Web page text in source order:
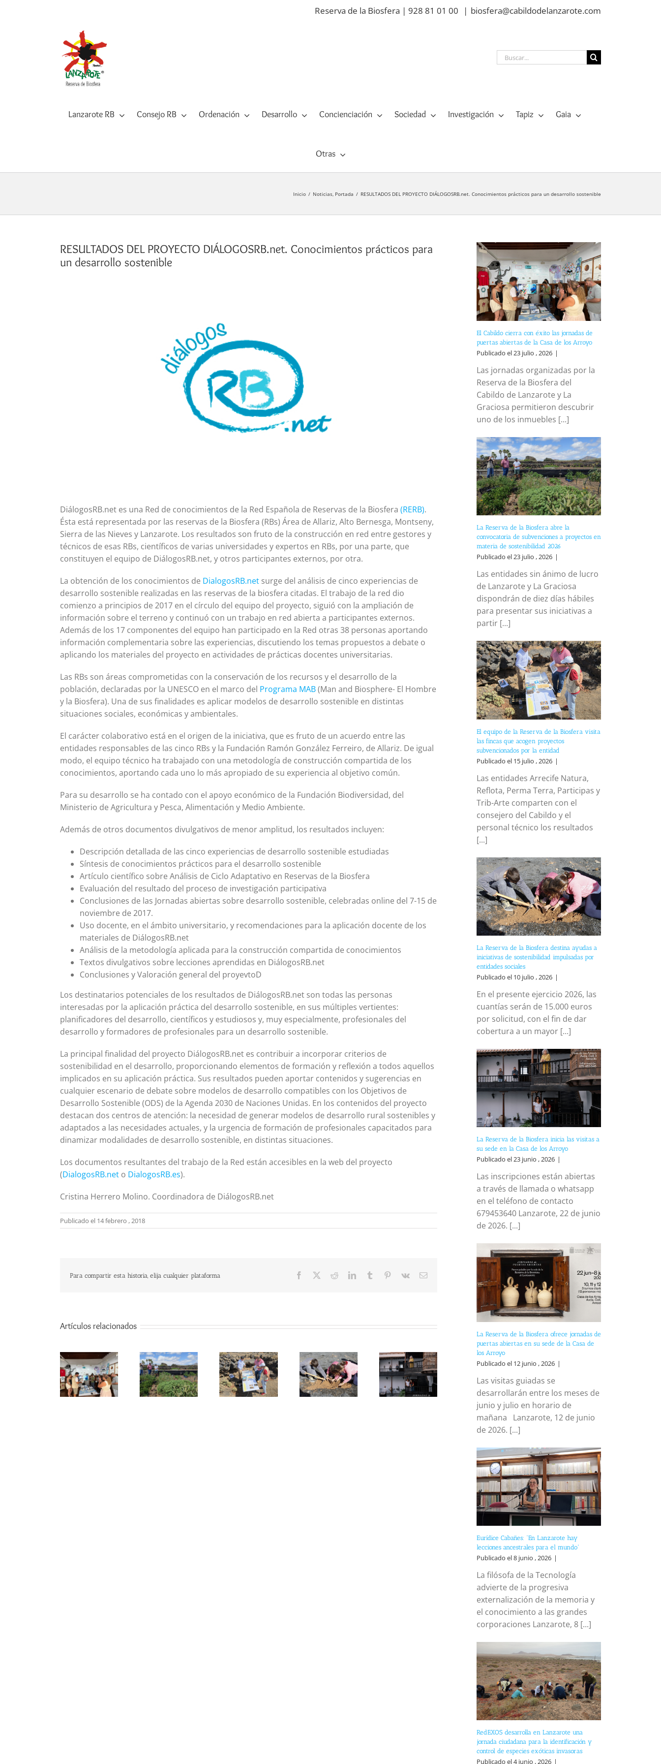
Reserva de la Biosfera | 928 81 01 00 | biosfera@cabildodelanzarote.com
Buscar:
Lanzarote RB Consejo RB Ordenación Desarrollo Concienciación Sociedad Investigación Tapiz Gaia
Otras
Inicio Noticias Portada RESULTADOS DEL PROYECTO DIÁLOGOSRB.net. Conocimientos prácticos para un desarrollo sostenible
RESULTADOS DEL PROYECTO DIÁLOGOSRB.net. Conocimientos prácticos para
un desarrollo sostenible
DiálogosRB.net es una Red de conocimientos de la Red Española de Reservas de la Biosfera (RERB).
Ésta está representada por las reservas de la Biosfera (RBs) Área de Allariz, Alto Bernesga, Montseny,
Sierra de las Nieves y Lanzarote. Los resultados son fruto de la construcción en red entre gestores y
técnicos de esas RBs, científicos de varias universidades y expertos en RBs, por una parte, que
constituyen el equipo de DiálogosRB.net, y otros participantes externos, por otra.
La obtención de los conocimientos de DialogosRB.net surge del análisis de cinco experiencias de
desarrollo sostenible realizadas en las reservas de la biosfera citadas. El trabajo de la red dio
comienzo a principios de 2017 en el círculo del equipo del proyecto, siguió con la ampliación de
información sobre el terreno y continuó con un trabajo en red abierta a participantes externos.
Además de los 17 componentes del equipo han participado en la Red otras 38 personas aportando
información complementaria sobre las experiencias, discutiendo los temas propuestos a debate o
aplicando los materiales del proyecto en actividades de prácticas docentes universitarias.
Las RBs son áreas comprometidas con la conservación de los recursos y el desarrollo de la
población, declaradas por la UNESCO en el marco del Programa MAB(Man and Biosphere- El Hombre
y la Biosfera). Una de sus finalidades es aplicar modelos de desarrollo sostenible en distintas
situaciones sociales, económicas y ambientales.
El carácter colaborativo está en el origen de la iniciativa, que es fruto de un acuerdo entre las
entidades responsables de las cinco RBs y la Fundación Ramón González Ferreiro, de Allariz. De igual
modo, el equipo técnico ha trabajado con una metodología de construcción compartida de los
conocimientos, aportando cada uno lo más apropiado de su experiencia al objetivo común.
Para su desarrollo se ha contado con el apoyo económico de la Fundación Biodiversidad, del
Ministerio de Agricultura y Pesca, Alimentación y Medio Ambiente.
Además de otros documentos divulgativos de menor amplitud, los resultados incluyen:
Descripción detallada de las cinco experiencias de desarrollo sostenible estudiadas
Síntesis de conocimientos prácticos para el desarrollo sostenible
Artículo científico sobre Análisis de Ciclo Adaptativo en Reservas de la Biosfera
Evaluación del resultado del proceso de investigación participativa
Conclusiones de las Jornadas abiertas sobre desarrollo sostenible, celebradas online del 7-15 de
noviembre de 2017.
Uso docente, en el ámbito universitario, y recomendaciones para la aplicación docente de los
materiales de DiálogosRB.net
Análisis de la metodología aplicada para la construcción compartida de conocimientos
Textos divulgativos sobre lecciones aprendidas en DiálogosRB.net
Conclusiones y Valoración general del proyevtoD
Los destinatarios potenciales de los resultados de DiálogosRB.net son todas las personas
interesadas por la aplicación práctica del desarrollo sostenible, en sus múltiples vertientes:
planificadores del desarrollo, científicos y estudiosos y, muy especialmente, profesionales del
desarrollo y formadores de profesionales para un desarrollo sostenible.
La principal finalidad del proyecto DiálogosRB.net es contribuir a incorporar criterios de
sostenibilidad en el desarrollo, proporcionando elementos de formación y reflexión a todos aquellos
implicados en su aplicación práctica. Sus resultados pueden aportar contenidos y sugerencias en
cualquier escenario de debate sobre modelos de desarrollo compatibles con los Objetivos de
Desarrollo Sostenible (ODS) de la Agenda 2030 de Naciones Unidas. En los contenidos del proyecto
destacan dos centros de atención: la necesidad de generar modelos de desarrollo rural sostenibles y
adaptados a las necesidades actuales, y la urgencia de formación de profesionales capacitados para
dinamizar modalidades de desarrollo sostenible, en distintas situaciones.
Los documentos resultantes del trabajo de la Red están accesibles en la web del proyecto
(DialogosRB.net o DialogosRB.es).
Cristina Herrero Molino. Coordinadora de DiálogosRB.net
Publicado el 14 febrero , 2018
Para compartir esta historia, elija cualquier plataforma Facebook RedditLinkedInTumblr Pinterest
Vk
Correo
Artículos relacionados
El Cabildo cierra con éxito las jornadas de
puertas abiertas de la Casa de los Arroyo
Publicado el 23 julio , 2026 |
Las jornadas organizadas por la
Reserva de la Biosfera del
Cabildo de Lanzarote y La
Graciosa permitieron descubrir
uno de los inmuebles [...]
La Reserva de la Biosfera abre la
convocatoria de subvenciones a proyectos en
materia de sostenibilidad 2026
Publicado el 23 julio , 2026 |
Las entidades sin ánimo de lucro
de Lanzarote y La Graciosa
dispondrán de diez días hábiles
para presentar sus iniciativas a
partir [...]
El equipo de la Reserva de la Biosfera visita
las fincas que acogen proyectos
subvencionados por la entidad
Publicado el 15 julio , 2026 |
Las entidades Arrecife Natura,
Reflota, Perma Terra, Participas y
Trib-Arte comparten con el
consejero del Cabildo y el
personal técnico los resultados
[...]
La Reserva de la Biosfera destina ayudas a
iniciativas de sostenibilidad impulsadas por
entidades sociales
Publicado el 10 julio , 2026 |
En el presente ejercicio 2026, las
cuantías serán de 15.000 euros
por solicitud, con el fin de dar
cobertura a un mayor [...]
La Reserva de la Biosfera inicia las visitas a
su sede en la Casa de los Arroyo
Publicado el 23 junio , 2026 |
Las inscripciones están abiertas
a través de llamada o whatsapp
en el teléfono de contacto
679453640 Lanzarote, 22 de junio
de 2026. [...]
La Reserva de la Biosfera ofrece jornadas de
puertas abiertas en su sede de la Casa de
los Arroyo
Publicado el 12 junio , 2026 |
Las visitas guiadas se
desarrollarán entre los meses de
junio y julio en horario de
mañana Lanzarote, 12 de junio
de 2026. [...]
Eurídice Cabañes: “En Lanzarote hay
lecciones ancestrales para el mundo”
Publicado el 8 junio , 2026 |
La filósofa de la Tecnología
advierte de la progresiva
externalización de la memoria y
el conocimiento a las grandes
corporaciones Lanzarote, 8 [...]
RedEXOS desarrolla en Lanzarote una
jornada ciudadana para la identificación y
control de especies exóticas invasoras
Publicado el 4 junio , 2026 |